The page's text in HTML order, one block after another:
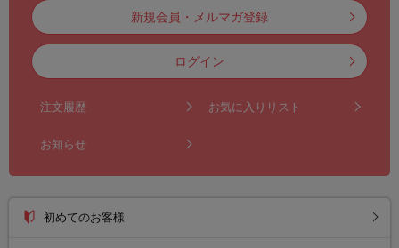
新規会員・メルマガ登録
ログイン
注文履歴 お気に入りリスト
お知らせ
初めてのお客様